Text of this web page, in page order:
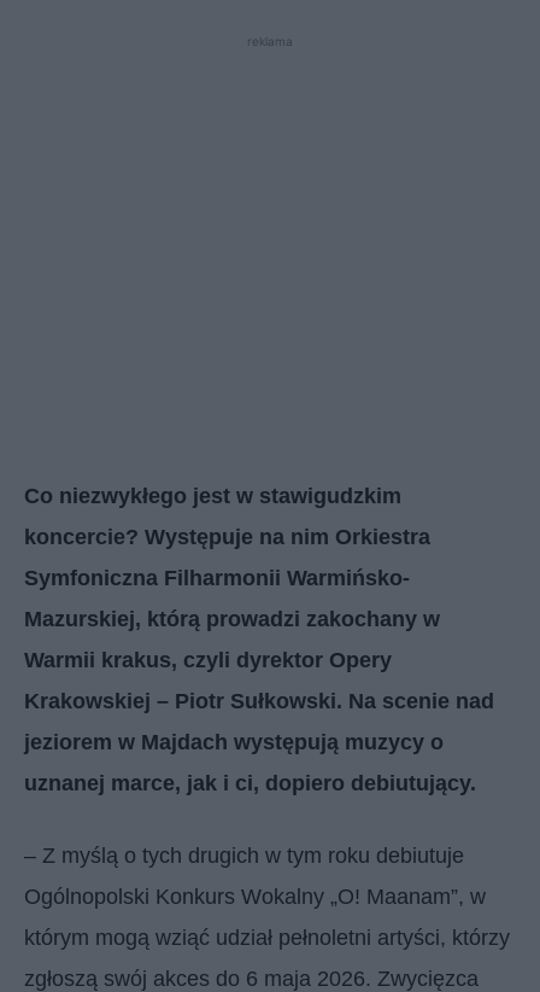
reklama
Co niezwykłego jest w stawigudzkim
koncercie? Występuje na nim Orkiestra
Symfoniczna Filharmonii Warmińsko-
Mazurskiej, którą prowadzi zakochany w
Warmii krakus, czyli dyrektor Opery
Krakowskiej – Piotr Sułkowski. Na scenie nad
jeziorem w Majdach występują muzycy o
uznanej marce, jak i ci, dopiero debiutujący.
– Z myślą o tych drugich w tym roku debiutuje
Ogólnopolski Konkurs Wokalny „O! Maanam”, w
którym mogą wziąć udział pełnoletni artyści, którzy
zgłoszą swój akces do 6 maja 2026. Zwycięzca